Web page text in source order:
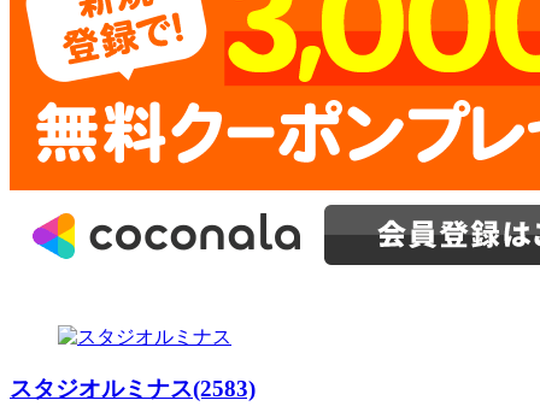
スタジオルミナス(2583)